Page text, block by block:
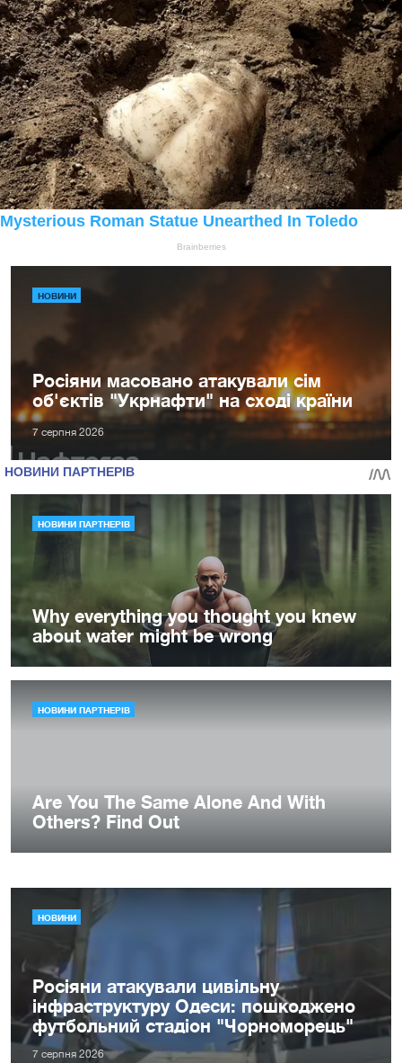
НОВИНИ
Росіяни масовано атакували сім
об'єктів "Укрнафти" на сході країни
7 серпня 2026
НОВИНИ
Росіяни атакували цивільну
інфраструктуру Одеси: пошкоджено
футбольний стадіон "Чорноморець"
7 серпня 2026